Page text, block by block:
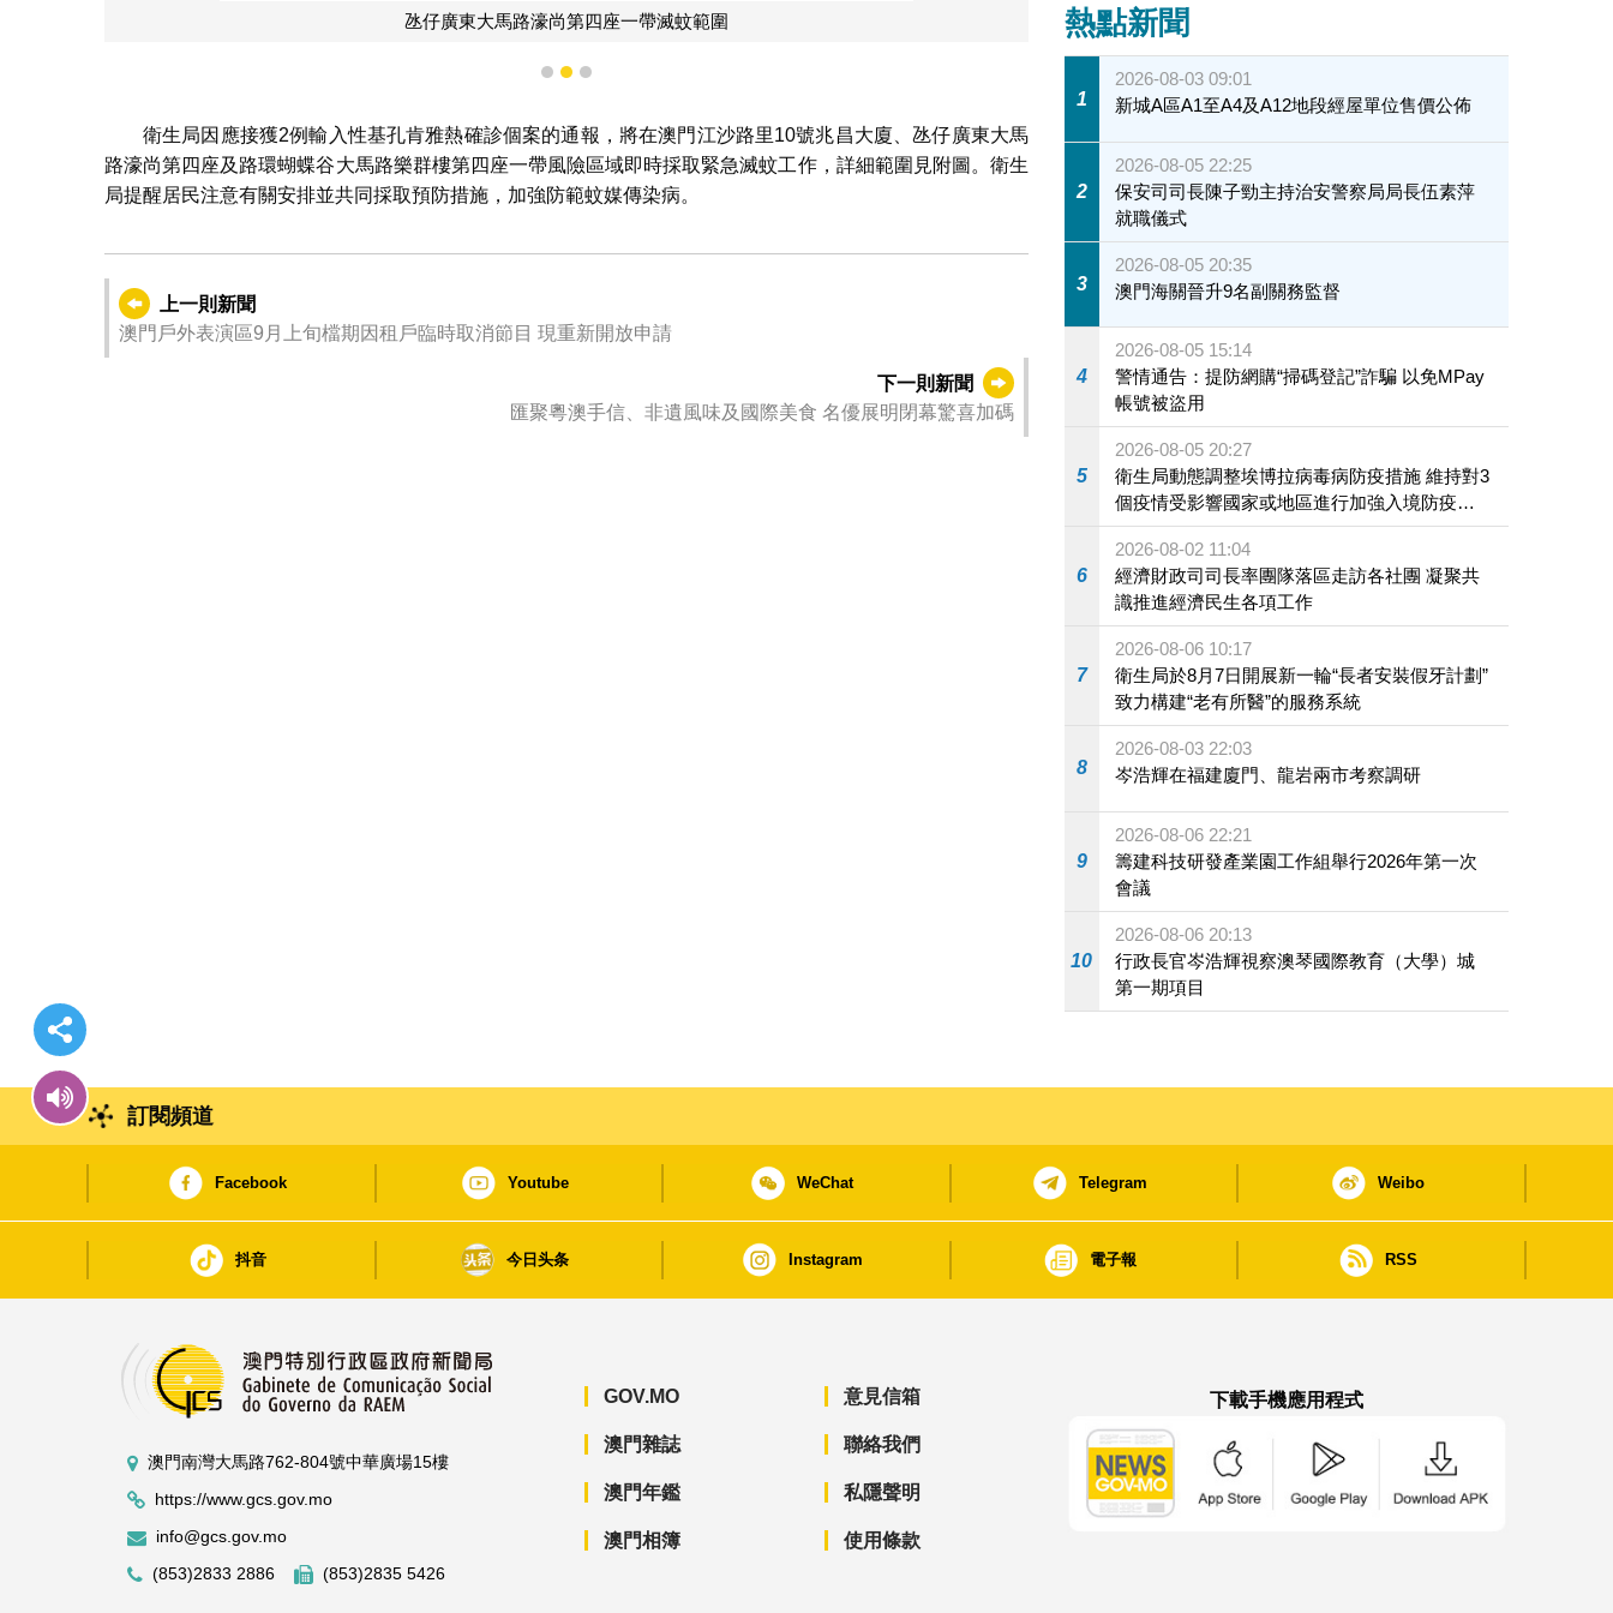
氹仔廣東大馬路濠尚第四座一帶滅蚊範圍
1 2 3
衛生局因應接獲2例輸入性基孔肯雅熱確診個案的通報，將在澳門江沙路里10號兆昌大廈、氹仔廣東大馬
路濠尚第四座及路環蝴蝶谷大馬路樂群樓第四座一帶風險區域即時採取緊急滅蚊工作，詳細範圍見附圖。衛生
局提醒居民注意有關安排並共同採取預防措施，加強防範蚊媒傳染病。
上一則新聞
澳門戶外表演區9月上旬檔期因租戶臨時取消節目 現重新開放申請
下一則新聞
匯聚粵澳手信、非遺風味及國際美食 名優展明閉幕驚喜加碼
熱點新聞
1
2026-08-03 09:01
新城A區A1至A4及A12地段經屋單位售價公佈
2
2026-08-05 22:25
保安司司長陳子勁主持治安警察局局長伍素萍
就職儀式
3
2026-08-05 20:35
澳門海關晉升9名副關務監督
4
2026-08-05 15:14
警情通告：提防網購“掃碼登記”詐騙 以免MPay
帳號被盜用
5
2026-08-05 20:27
衛生局動態調整埃博拉病毒病防疫措施 維持對3
個疫情受影響國家或地區進行加強入境防疫措
施
6
2026-08-02 11:04
經濟財政司司長率團隊落區走訪各社團 凝聚共
識推進經濟民生各項工作
7
2026-08-06 10:17
衛生局於8月7日開展新一輪“長者安裝假牙計劃”
致力構建“老有所醫”的服務系統
8
2026-08-03 22:03
岑浩輝在福建廈門、龍岩兩市考察調研
9
2026-08-06 22:21
籌建科技研發產業園工作組舉行2026年第一次
會議
10
2026-08-06 20:13
行政長官岑浩輝視察澳琴國際教育（大學）城
第一期項目
訂閱頻道
Facebook Youtube WeChat Telegram Weibo
抖音 今日头条 Instagram 電子報 RSS
澳門南灣大馬路762-804號中華廣場15樓
https://www.gcs.gov.mo
info@gcs.gov.mo
(853)2833 2886
(853)2835 5426
GOV.MO
澳門雜誌
澳門年鑑
澳門相簿
意見信箱
聯絡我們
私隱聲明
使用條款
下載手機應用程式